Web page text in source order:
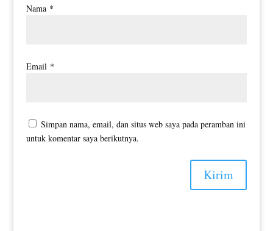
Nama *
Email *
Simpan nama, email, dan situs web saya pada peramban ini
untuk komentar saya berikutnya.
Kirim